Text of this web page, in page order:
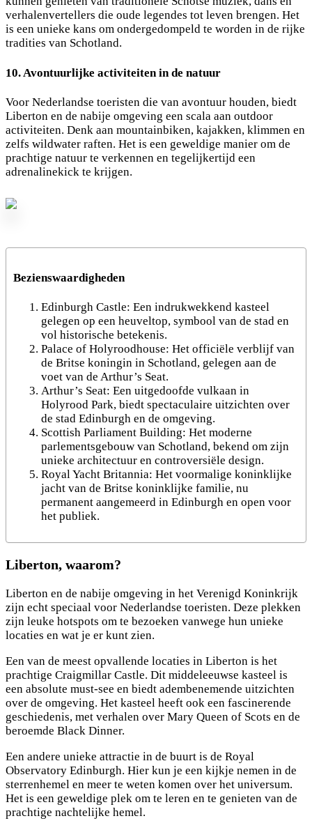
verhalenvertellers die oude legendes tot leven brengen. Het
is een unieke kans om ondergedompeld te worden in de rijke
tradities van Schotland.
10. Avontuurlijke activiteiten in de natuur
Voor Nederlandse toeristen die van avontuur houden, biedt
Liberton en de nabije omgeving een scala aan outdoor
activiteiten. Denk aan mountainbiken, kajakken, klimmen en
zelfs wildwater raften. Het is een geweldige manier om de
prachtige natuur te verkennen en tegelijkertijd een
adrenalinekick te krijgen.
Bezienswaardigheden
Edinburgh Castle: Een indrukwekkend kasteel
gelegen op een heuveltop, symbool van de stad en
vol historische betekenis.
Palace of Holyroodhouse: Het officiële verblijf van
de Britse koningin in Schotland, gelegen aan de
voet van de Arthur’s Seat.
Arthur’s Seat: Een uitgedoofde vulkaan in
Holyrood Park, biedt spectaculaire uitzichten over
de stad Edinburgh en de omgeving.
Scottish Parliament Building: Het moderne
parlementsgebouw van Schotland, bekend om zijn
unieke architectuur en controversiële design.
Royal Yacht Britannia: Het voormalige koninklijke
jacht van de Britse koninklijke familie, nu
permanent aangemeerd in Edinburgh en open voor
het publiek.
Liberton, waarom?
Liberton en de nabije omgeving in het Verenigd Koninkrijk
zijn echt speciaal voor Nederlandse toeristen. Deze plekken
zijn leuke hotspots om te bezoeken vanwege hun unieke
locaties en wat je er kunt zien.
Een van de meest opvallende locaties in Liberton is het
prachtige Craigmillar Castle. Dit middeleeuwse kasteel is
een absolute must-see en biedt adembenemende uitzichten
over de omgeving. Het kasteel heeft ook een fascinerende
geschiedenis, met verhalen over Mary Queen of Scots en de
beroemde Black Dinner.
Een andere unieke attractie in de buurt is de Royal
Observatory Edinburgh. Hier kun je een kijkje nemen in de
sterrenhemel en meer te weten komen over het universum.
Het is een geweldige plek om te leren en te genieten van de
prachtige nachtelijke hemel.